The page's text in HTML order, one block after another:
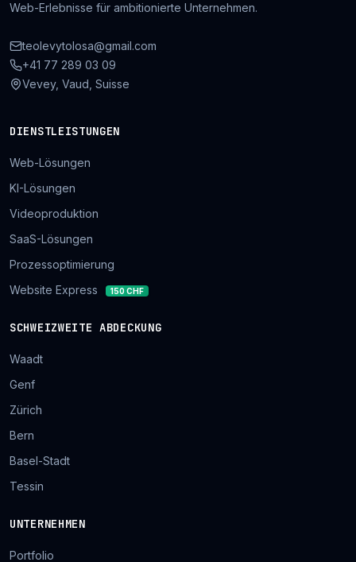
Web-Erlebnisse für ambitionierte Unternehmen.
teolevytolosa@gmail.com
+41 77 289 03 09
Vevey, Vaud, Suisse
DIENSTLEISTUNGEN
Web-Lösungen
KI-Lösungen
Videoproduktion
SaaS-Lösungen
Prozessoptimierung
Website Express
150 CHF
SCHWEIZWEITE ABDECKUNG
Waadt
Genf
Zürich
Bern
Basel-Stadt
Tessin
UNTERNEHMEN
Portfolio